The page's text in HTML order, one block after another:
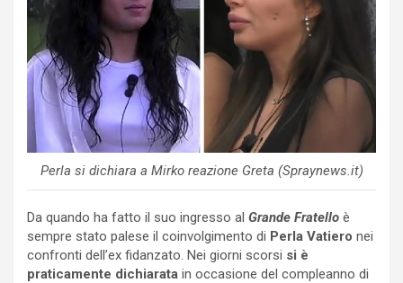
Perla si dichiara a Mirko reazione Greta (Spraynews.it)
Da quando ha fatto il suo ingresso al Grande Fratello è
sempre stato palese il coinvolgimento di Perla Vatiero nei
confronti dell’ex fidanzato. Nei giorni scorsi si è
praticamente dichiarata in occasione del compleanno di